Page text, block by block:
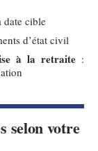
date cible
d’état civil
à la retraite:
selon votre